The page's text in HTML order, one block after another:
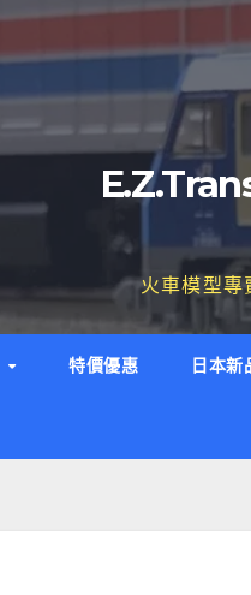
火車模型
特價優惠 日本新